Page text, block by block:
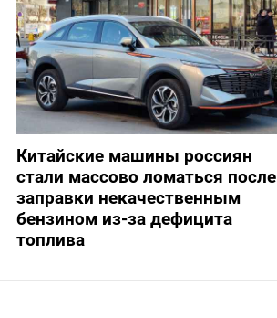
Китайские машины россиян
стали массово ломаться после
заправки некачественным
бензином из-за дефицита
топлива